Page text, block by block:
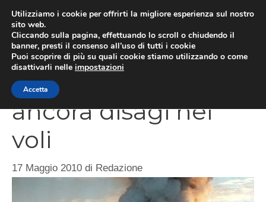
contenuto
Vulcano islandese:
ancora disagi nei
voli
17 Maggio 2010 di Redazione
Utilizziamo i cookie per offrirti la migliore esperienza sul nostro
sito web.
Cliccando sulla pagina, effettuando lo scroll o chiudendo il
banner, presti il consenso all’uso di tutti i cookie
Puoi scoprire di più su quali cookie stiamo utilizzando o come
disattivarli nelle impostazioni
Accetta